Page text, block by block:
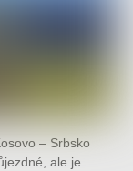
– Srbsko
ale je